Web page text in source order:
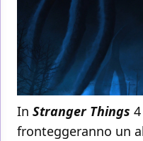
In Stranger Things
fronteggeranno un